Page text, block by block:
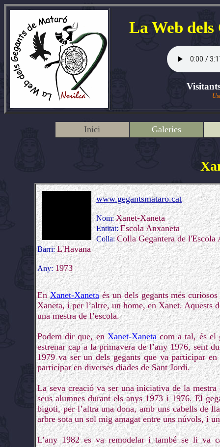
La Web
Inici Galeries
www.gegantsmataro.cat
Nom:Xanet-Xaneta
Entitat:Escola Anxaneta
Colla:Colla Gegantera de l'Escola
Barri:L'Havana
Any:1973
EnXanet-Xanetaés un dels gegants més
Xaneta, i per l’altre, un home, en Xanet. Aquests
una mestra de l’escola.
Podem dir que, enXanet-Xanetacom a tal, és el
estrenar cap a la primavera de l’any 1976, sent
1979 va ser un dels gegants que va participar
participar en diverses diades de Sant Jordi.
La seva creació va ser una iniciativa de la
seus alumnes durant els anys 1973 i 1976. El
bigoti, per l’altra una dona, amb uns cabells de
arbre sota un sol mig amagat entre uns núvols, i
L’any 1982 es va remodelar i també se li va